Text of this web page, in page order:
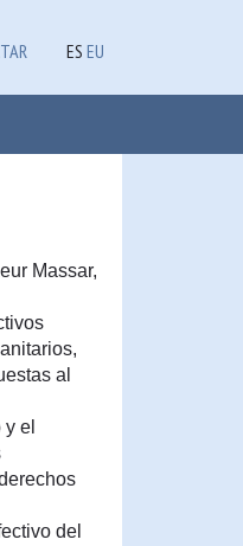
ES EU
Massar,
al
el
del